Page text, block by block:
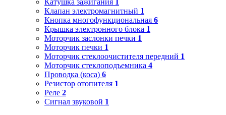
Клапан электромагнитный 1
Кнопка многофункциональная 6
Крышка электронного блока 1
Моторчик заслонки печки 1
Моторчик печки 1
Моторчик стеклоочистителя передний 1
Моторчик стеклоподъемника 4
Проводка (коса) 6
Резистор отопителя 1
Реле 2
Сигнал звуковой 1